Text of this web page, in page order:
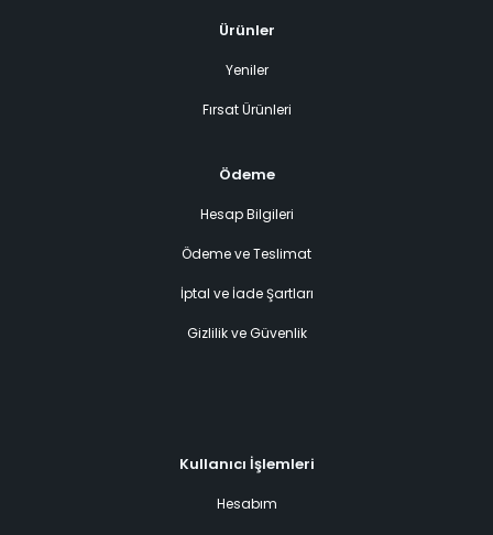
Ürünler
Yeniler
Fırsat Ürünleri
Ödeme
Hesap Bilgileri
Ödeme ve Teslimat
İptal ve İade Şartları
Gizlilik ve Güvenlik
Kullanıcı İşlemleri
Hesabım